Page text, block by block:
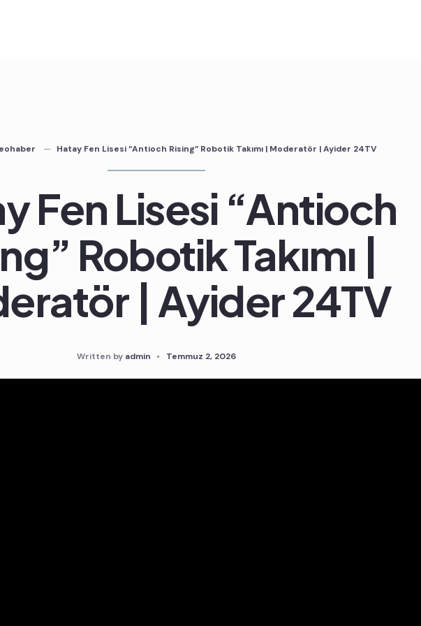
Hatay Fen Lisesi “Antioch Rising” Robotik Takımı | Moderatör | Ayider 24TV
Fen Lisesi “Antioch
Robotik Takımı |
| Ayider 24TV
Written by admin • Temmuz 2, 2026